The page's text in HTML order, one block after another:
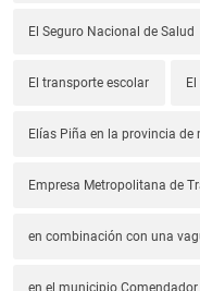
El Seguro Nacional de Salud
El transporte escolar
Elías Piña en la provincia de
Empresa Metropolitana de
en combinación con una
en el municipio Comendador